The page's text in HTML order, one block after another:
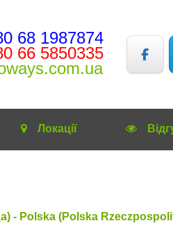
68 1987874
66 5850335
Локації
- Polska (Polska